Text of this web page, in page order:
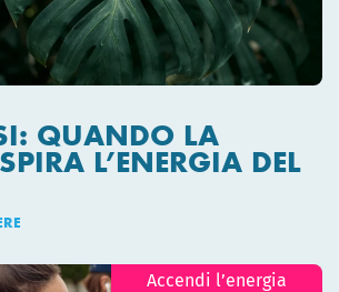
QUANDO LA
L’ENERGIA DEL
Accendi l’energia